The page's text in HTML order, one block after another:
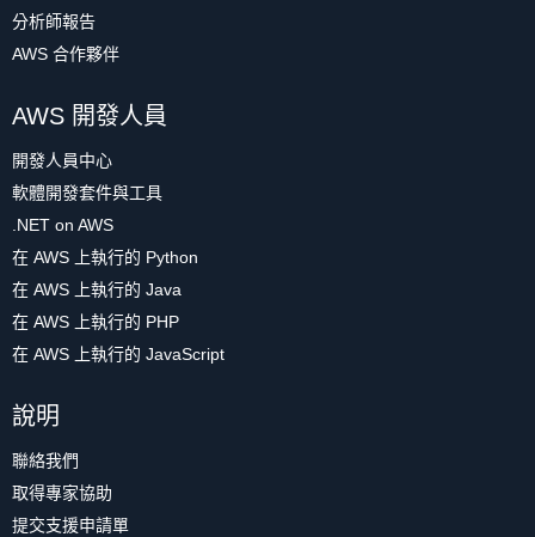
分析師報告
AWS 合作夥伴
AWS 開發人員
開發人員中心
軟體開發套件與工具
.NET on AWS
在 AWS 上執行的 Python
在 AWS 上執行的 Java
在 AWS 上執行的 PHP
在 AWS 上執行的 JavaScript
說明
聯絡我們
取得專家協助
提交支援申請單